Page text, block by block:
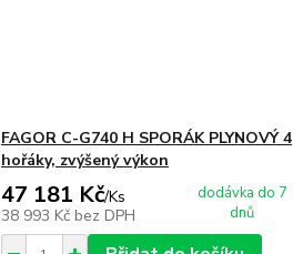
FAGOR C-G740 H SPORÁK PLYNOVÝ 4
hořáky, zvýšený výkon
47 181 Kč/Ks
38 993 Kč bez DPH
dodávka do 7
dnů